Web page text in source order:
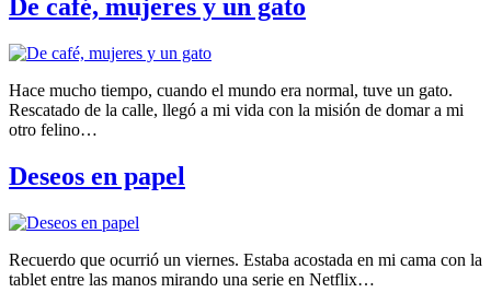
De café, mujeres y un gato
Hace mucho tiempo, cuando el mundo era normal, tuve un gato.
Rescatado de la calle, llegó a mi vida con la misión de domar a mi
otro felino…
Deseos en papel
Recuerdo que ocurrió un viernes. Estaba acostada en mi cama con la
tablet entre las manos mirando una serie en Netflix…